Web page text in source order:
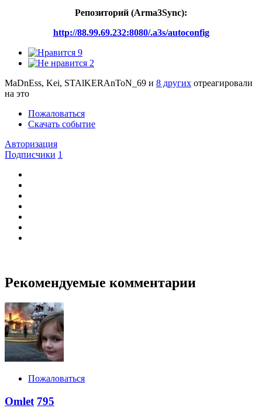
Репозиторий (Arma3Synс):
http://88.99.69.232:8080/.a3s/autoconfig
9
2
MaDnEss, Kei, STAlKERAnToN_69 и 8 других отреагировали
на это
Пожаловаться
Скачать событие
Авторизация
Подписчики 1
Рекомендуемые комментарии
Пожаловаться
Omlet 795